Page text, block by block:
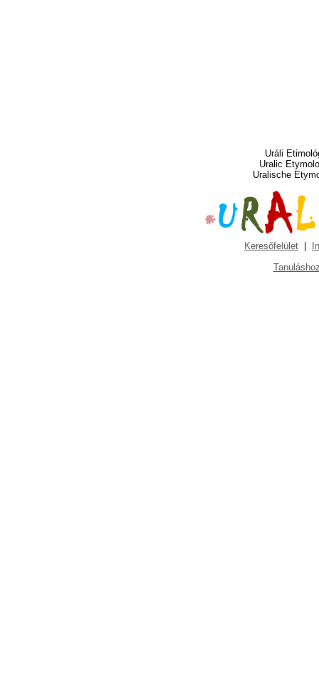
Uráli
Uralic
Uralische
Keresőfelület